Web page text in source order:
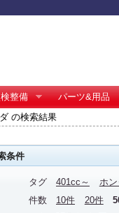
整備
パーツ&用品
の検索結果
条件
タグ 401cc～
ホ
件数
10件 20件